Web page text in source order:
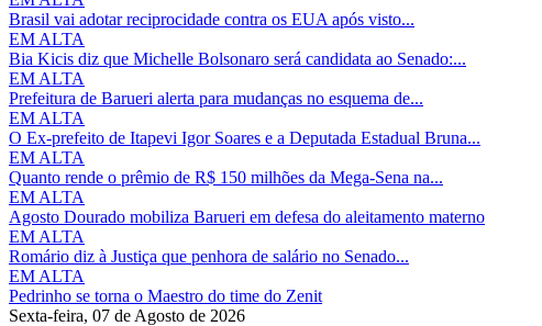
Brasil vai adotar reciprocidade contra os EUA após visto...
EM ALTA
Bia Kicis diz que Michelle Bolsonaro será candidata ao Senado:...
EM ALTA
Prefeitura de Barueri alerta para mudanças no esquema de...
EM ALTA
O Ex-prefeito de Itapevi Igor Soares e a Deputada Estadual Bruna...
EM ALTA
Quanto rende o prêmio de R$ 150 milhões da Mega-Sena na...
EM ALTA
Agosto Dourado mobiliza Barueri em defesa do aleitamento materno
EM ALTA
Romário diz à Justiça que penhora de salário no Senado...
EM ALTA
Pedrinho se torna o Maestro do time do Zenit
Sexta-feira, 07 de Agosto de 2026